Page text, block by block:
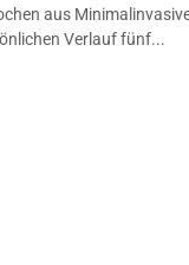
aus
Verlauf fünf...